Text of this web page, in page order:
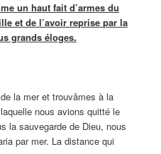
un haut fait d’armes du
et de l’avoir reprise par la
grands éloges.
la mer et trouvâmes à la
nous avions quitté le
la sauvegarde de Dieu, nous
par mer. La distance qui